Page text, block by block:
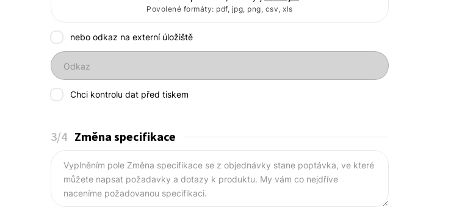
Povolené formáty: pdf, jpg, png, csv, xls
nebo odkaz na externí úložiště
Odkaz
Chci kontrolu dat před tiskem
3/4 Změna specifikace
Vyplněním pole Změna specifikace se z objednávky stane poptávka, ve které
můžete napsat požadavky a dotazy k produktu. My vám co nejdříve
naceníme požadovanou specifikaci.